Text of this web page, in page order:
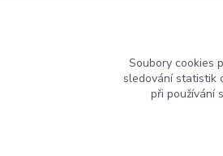
Soubory cookies
sledování statistik
při používání